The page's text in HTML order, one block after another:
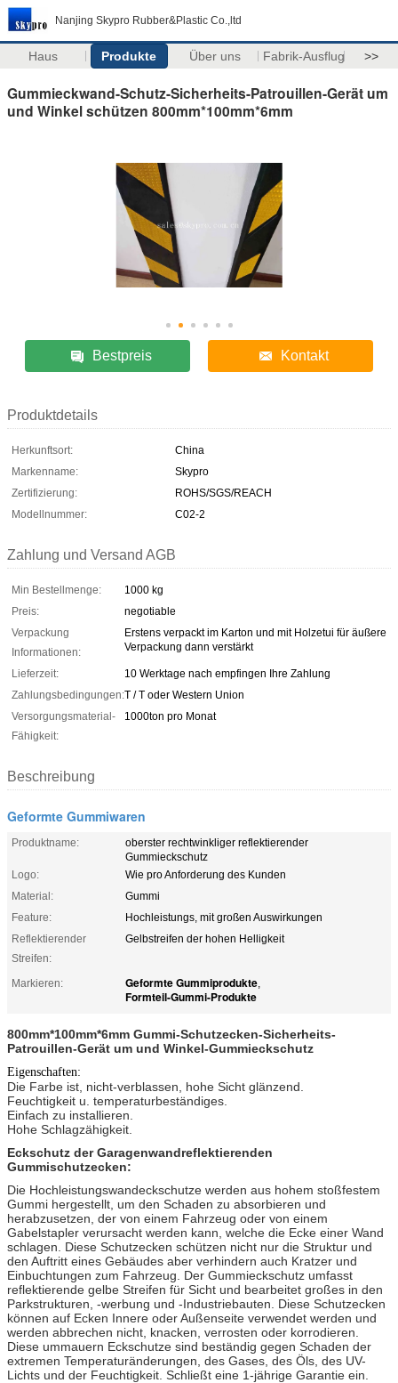
Nanjing Skypro Rubber&Plastic Co.,ltd
Haus Produkte Über uns Fabrik-Ausflug >>
Gummieckwand-Schutz-Sicherheits-Patrouillen-Gerät um
und Winkel schützen 800mm*100mm*6mm
Bestpreis Kontakt
Produktdetails
Herkunftsort:
China
Markenname:
Skypro
Zertifizierung:
ROHS/SGS/REACH
Modellnummer:
C02-2
Zahlung und Versand AGB
Min Bestellmenge:
1000 kg
Preis:
negotiable
Verpackung
Informationen:
Erstens verpackt im Karton und mit Holzetui für äußere
Verpackung dann verstärkt
Lieferzeit:
10 Werktage nach empfingen Ihre Zahlung
Zahlungsbedingungen:T / T oder Western Union
Versorgungsmaterial-
Fähigkeit:
1000ton pro Monat
Beschreibung
Geformte Gummiwaren
Produktname:
oberster rechtwinkliger reflektierender
Gummieckschutz
Logo:
Wie pro Anforderung des Kunden
Material:
Gummi
Feature:
Hochleistungs, mit großen Auswirkungen
Reflektierender
Streifen:
Gelbstreifen der hohen Helligkeit
Markieren: Geformte Gummiprodukte,
Formteil-Gummi-Produkte
800mm*100mm*6mm Gummi-Schutzecken-Sicherheits-
Patrouillen-Gerät um und Winkel-Gummieckschutz
Eigenschaften:
Die Farbe ist, nicht-verblassen, hohe Sicht glänzend.
Feuchtigkeit u. temperaturbeständiges.
Einfach zu installieren.
Hohe Schlagzähigkeit.
Eckschutz der Garagenwandreflektierenden
Gummischutzecken:
Die Hochleistungswandeckschutze werden aus hohem stoßfestem
Gummi hergestellt, um den Schaden zu absorbieren und
herabzusetzen, der von einem Fahrzeug oder von einem
Gabelstapler verursacht werden kann, welche die Ecke einer Wand
schlagen. Diese Schutzecken schützen nicht nur die Struktur und
den Auftritt eines Gebäudes aber verhindern auch Kratzer und
Einbuchtungen zum Fahrzeug. Der Gummieckschutz umfasst
reflektierende gelbe Streifen für Sicht und bearbeitet großes in den
Parkstrukturen, -werbung und -Industriebauten. Diese Schutzecken
können auf Ecken Innere oder Außenseite verwendet werden und
werden abbrechen nicht, knacken, verrosten oder korrodieren.
Diese ummauern Eckschutze sind beständig gegen Schaden der
extremen Temperaturänderungen, des Gases, des Öls, des UV-
Lichts und der Feuchtigkeit. Schließt eine 1-jährige Garantie ein.